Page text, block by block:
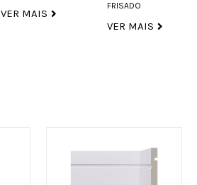
VER MAIS
FRISADO
VER MAIS